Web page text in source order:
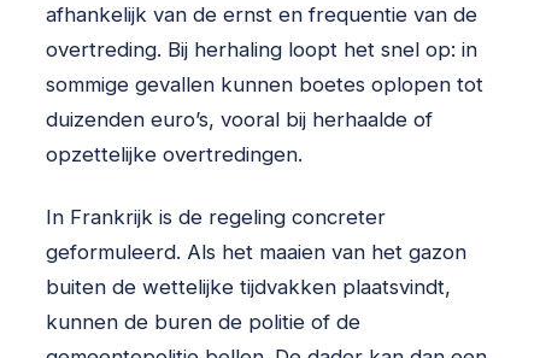
afhankelijk van de ernst en frequentie van de
overtreding. Bij herhaling loopt het snel op: in
sommige gevallen kunnen boetes oplopen tot
duizenden euro’s, vooral bij herhaalde of
opzettelijke overtredingen.
In Frankrijk is de regeling concreter
geformuleerd. Als het maaien van het gazon
buiten de wettelijke tijdvakken plaatsvindt,
kunnen de buren de politie of de